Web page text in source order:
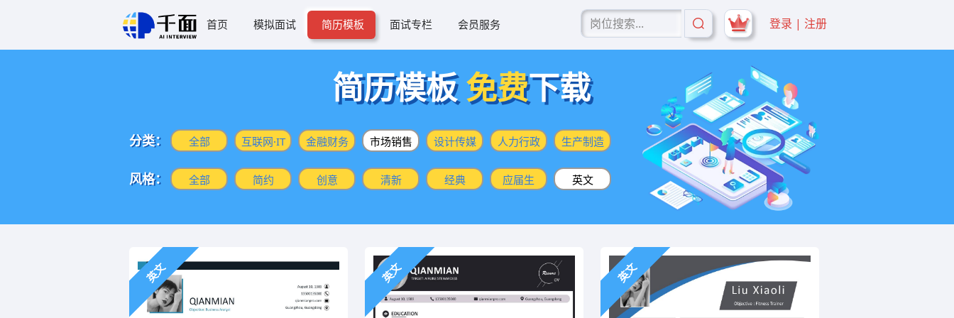
首页 模拟面试 简历模板 面试专栏 会员服务 登录 | 注册
简历模板 免费下载
分类： 全部 互联网·IT 金融财务 市场销售 设计传媒 人力行政 生产制造
风格： 全部 简约 创意 清新 经典 应届生 英文
英文 英文 英文